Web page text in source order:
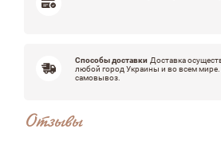
Способы доставки Доставка
любой город Украины и во всем
самовывоз.
Отзывы